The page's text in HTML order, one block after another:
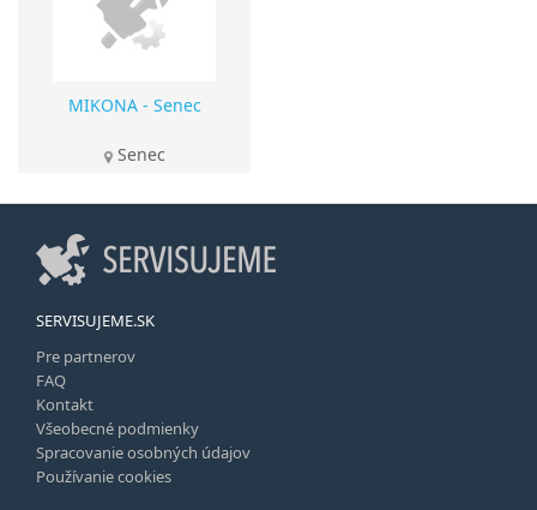
MIKONA - Senec
Senec
SERVISUJEME.SK
Pre partnerov
FAQ
Kontakt
Všeobecné podmienky
Spracovanie osobných údajov
Používanie cookies